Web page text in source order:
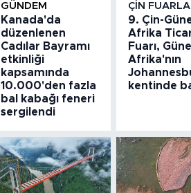
GÜNDEM
Kanada'da
düzenlenen
Cadılar Bayramı
etkinliği
kapsamında
10.000'den fazla
bal kabağı feneri
sergilendi
ÇIN
9. Çin-
Afrika
Fuarı,
Afrika'nın
kentinde